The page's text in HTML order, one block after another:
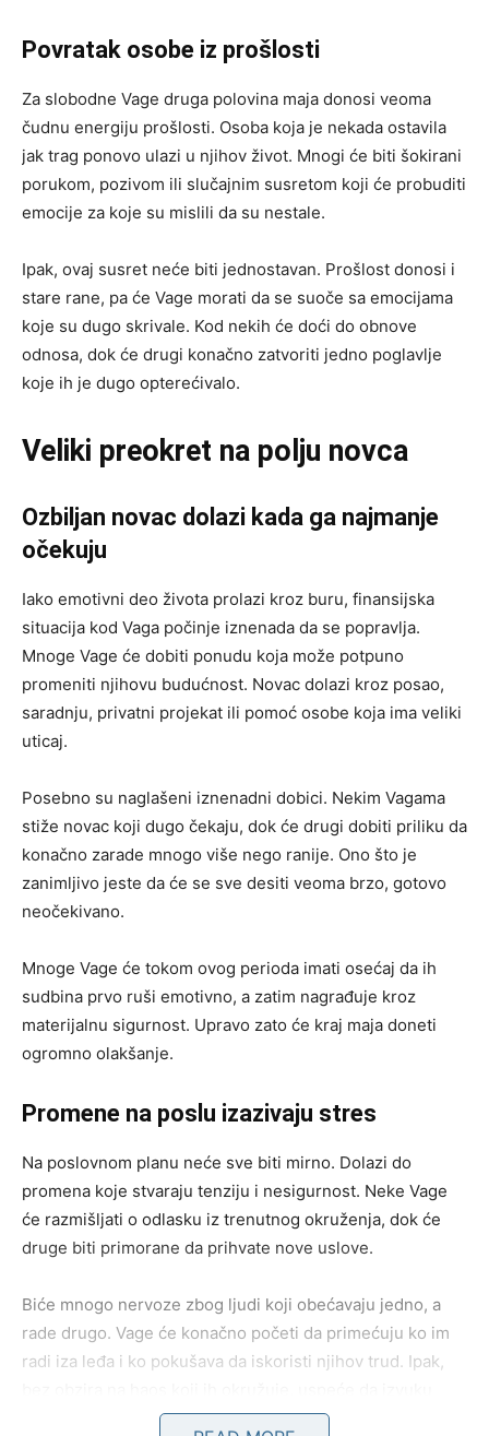
Povratak osobe iz prošlosti
Za slobodne Vage druga polovina maja donosi veoma
čudnu energiju prošlosti. Osoba koja je nekada ostavila
jak trag ponovo ulazi u njihov život. Mnogi će biti šokirani
porukom, pozivom ili slučajnim susretom koji će probuditi
emocije za koje su mislili da su nestale.
Ipak, ovaj susret neće biti jednostavan. Prošlost donosi i
stare rane, pa će Vage morati da se suoče sa emocijama
koje su dugo skrivale. Kod nekih će doći do obnove
odnosa, dok će drugi konačno zatvoriti jedno poglavlje
koje ih je dugo opterećivalo.
Veliki preokret na polju novca
Ozbiljan novac dolazi kada ga najmanje
očekuju
Iako emotivni deo života prolazi kroz buru, finansijska
situacija kod Vaga počinje iznenada da se popravlja.
Mnoge Vage će dobiti ponudu koja može potpuno
promeniti njihovu budućnost. Novac dolazi kroz posao,
saradnju, privatni projekat ili pomoć osobe koja ima veliki
uticaj.
Posebno su naglašeni iznenadni dobici. Nekim Vagama
stiže novac koji dugo čekaju, dok će drugi dobiti priliku da
konačno zarade mnogo više nego ranije. Ono što je
zanimljivo jeste da će se sve desiti veoma brzo, gotovo
neočekivano.
Mnoge Vage će tokom ovog perioda imati osećaj da ih
sudbina prvo ruši emotivno, a zatim nagrađuje kroz
materijalnu sigurnost. Upravo zato će kraj maja doneti
ogromno olakšanje.
Promene na poslu izazivaju stres
Na poslovnom planu neće sve biti mirno. Dolazi do
promena koje stvaraju tenziju i nesigurnost. Neke Vage
će razmišljati o odlasku iz trenutnog okruženja, dok će
druge biti primorane da prihvate nove uslove.
Biće mnogo nervoze zbog ljudi koji obećavaju jedno, a
rade drugo. Vage će konačno početi da primećuju ko im
radi iza leđa i ko pokušava da iskoristi njihov trud. Ipak,
korist iz cele situacije.